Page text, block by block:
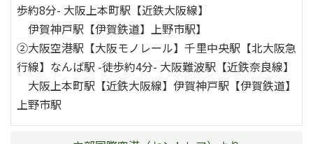
歩約8分- 大阪上本町駅【近鉄大阪線】
伊賀神戸駅【伊賀鉄道】上野市駅】
②大阪空港駅【大阪モノレール】千里中央駅【北大阪急
行線】なんば駅 -徒歩約4分- 大阪難波駅【近鉄奈良線】
大阪上本町駅【近鉄大阪線】伊賀神戸駅【伊賀鉄道】
上野市駅